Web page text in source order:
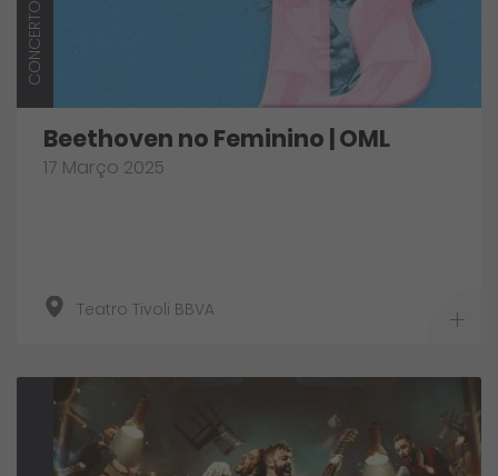
CONCERTO
Beethoven no Feminino | OML
17 Março 2025
Teatro Tivoli BBVA